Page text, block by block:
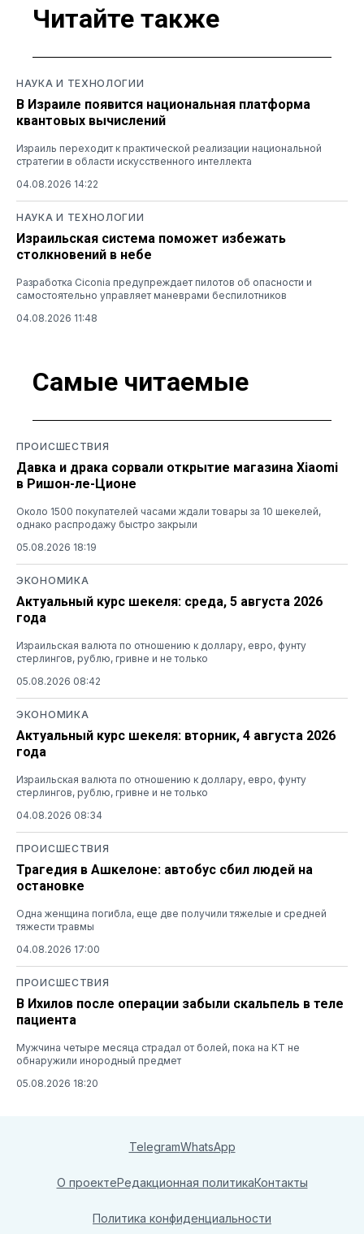
Читайте также
НАУКА И ТЕХНОЛОГИИ
В Израиле появится национальная платформа
квантовых вычислений
Израиль переходит к практической реализации национальной
стратегии в области искусственного интеллекта
04.08.2026 14:22
НАУКА И ТЕХНОЛОГИИ
Израильская система поможет избежать
столкновений в небе
Разработка Ciconia предупреждает пилотов об опасности и
самостоятельно управляет маневрами беспилотников
04.08.2026 11:48
Самые читаемые
ПРОИСШЕСТВИЯ
Давка и драка сорвали открытие магазина Xiaomi
в Ришон-ле-Ционе
Около 1500 покупателей часами ждали товары за 10 шекелей,
однако распродажу быстро закрыли
05.08.2026 18:19
ЭКОНОМИКА
Актуальный курс шекеля: среда, 5 августа 2026
года
Израильская валюта по отношению к доллару, евро, фунту
стерлингов, рублю, гривне и не только
05.08.2026 08:42
ЭКОНОМИКА
Актуальный курс шекеля: вторник, 4 августа 2026
года
Израильская валюта по отношению к доллару, евро, фунту
стерлингов, рублю, гривне и не только
04.08.2026 08:34
ПРОИСШЕСТВИЯ
Трагедия в Ашкелоне: автобус сбил людей на
остановке
Одна женщина погибла, еще две получили тяжелые и средней
тяжести травмы
04.08.2026 17:00
ПРОИСШЕСТВИЯ
В Ихилов после операции забыли скальпель в теле
пациента
Мужчина четыре месяца страдал от болей, пока на КТ не
обнаружили инородный предмет
05.08.2026 18:20
TelegramWhatsApp
О проектеРедакционная политикаКонтакты
Политика конфиденциальности